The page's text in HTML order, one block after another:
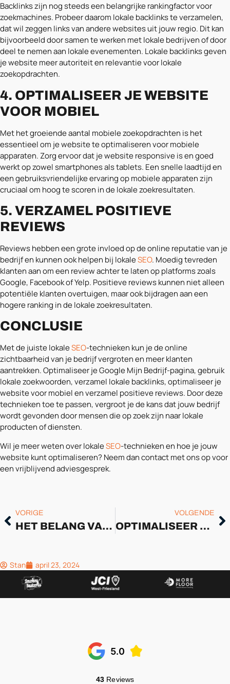
Backlinks zijn nog steeds een belangrijke rankingfactor voor
zoekmachines. Probeer daarom lokale backlinks te verzamelen,
dat wil zeggen links van andere websites uit jouw regio. Dit kan
bijvoorbeeld door samen te werken met lokale bedrijven of door
deel te nemen aan lokale evenementen. Lokale backlinks geven
je website meer autoriteit en relevantie voor lokale
zoekopdrachten.
4. OPTIMALISEER JE WEBSITE
VOOR MOBIEL
Met het groeiende aantal mobiele zoekopdrachten is het
essentieel om je website te optimaliseren voor mobiele
apparaten. Zorg ervoor dat je website responsive is en goed
werkt op zowel smartphones als tablets. Een snelle laadtijd en
een gebruiksvriendelijke ervaring op mobiele apparaten zijn
cruciaal om hoog te scoren in de lokale zoekresultaten.
5. VERZAMEL POSITIEVE
REVIEWS
Reviews hebben een grote invloed op de online reputatie van je
bedrijf en kunnen ook helpen bij lokaleSEO. Moedig tevreden
klanten aan om een review achter te laten op platforms zoals
Google, Facebook of Yelp. Positieve reviews kunnen niet alleen
potentiële klanten overtuigen, maar ook bijdragen aan een
hogere ranking in de lokale zoekresultaten.
CONCLUSIE
Met de juiste lokaleSEO-technieken kun je de online
zichtbaarheid van je bedrijf vergroten en meer klanten
aantrekken. Optimaliseer je Google Mijn Bedrijf-pagina, gebruik
lokale zoekwoorden, verzamel lokale backlinks, optimaliseer je
website voor mobiel en verzamel positieve reviews. Door deze
technieken toe te passen, vergroot je de kans dat jouw bedrijf
wordt gevonden door mensen die op zoek zijn naar lokale
producten of diensten.
Wil je meer weten over lokaleSEO-technieken en hoe je jouw
website kunt optimaliseren? Neem dan contact met ons op voor
een vrijblijvend adviesgesprek.
VORIGE
HET BELANG VAN LOKALE ZOEKWOORDEN VOOR BEDRIJVEN
VOLGENDE
OPTIMALISEER JE LOKALE SEO-RANKINGFACTOREN VOOR ONLINE SUCCES
Stan april 23, 2024